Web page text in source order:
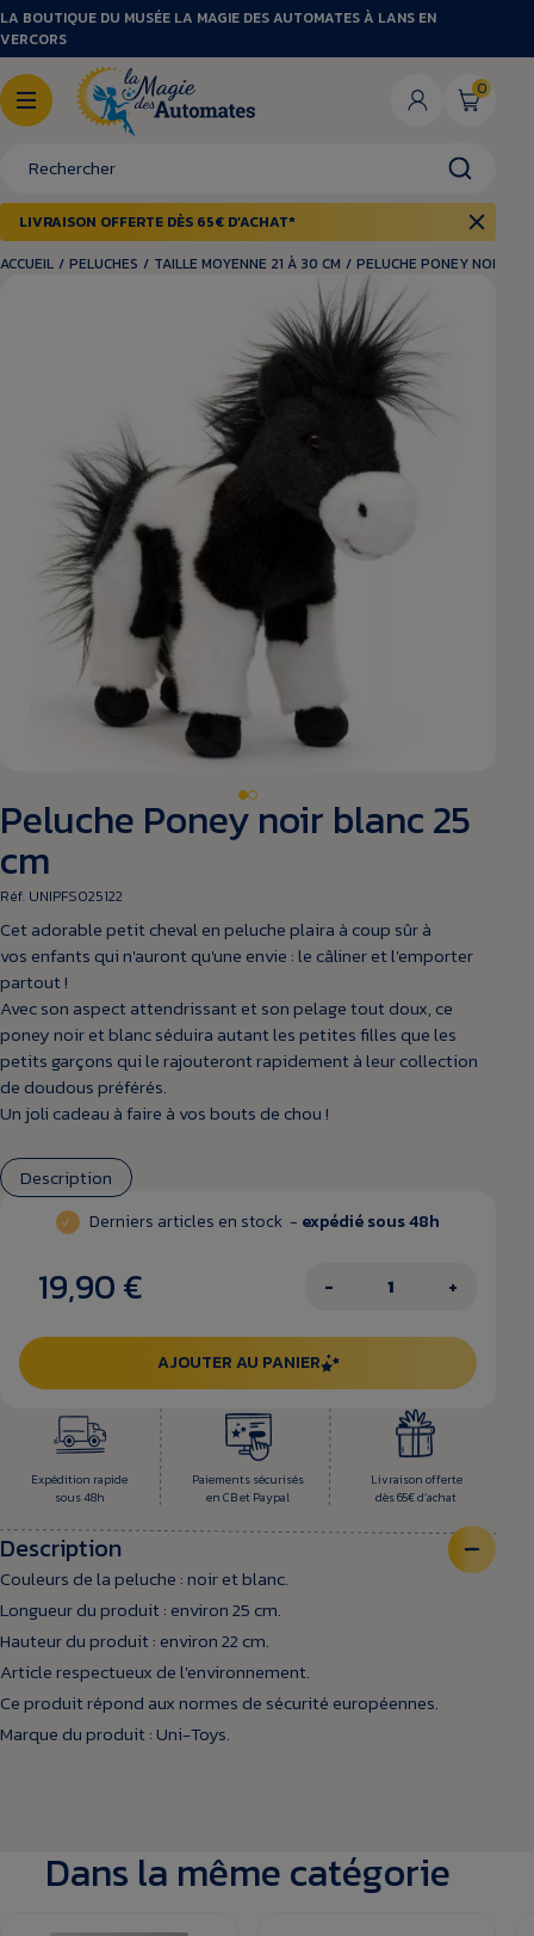
LA BOUTIQUE DU MUSÉE LA MAGIE DES AUTOMATES À LANS EN
VERCORS
0
LIVRAISON OFFERTE DÈS 65€ D’ACHAT*
ACCUEIL / PELUCHES / TAILLE MOYENNE 21 À 30 CM / PELUCHE PONEY NOIR
Peluche Poney noir blanc 25
cm
Réf. UNIPFS025122
Cet adorable petit cheval en peluche plaira à coup sûr à
vos enfants qui n'auront qu'une envie : le câliner et l'emporter
partout !
Avec son aspect attendrissant et son pelage tout doux, ce
poney noir et blanc séduira autant les petites filles que les
petits garçons qui le rajouteront rapidement à leur collection
de doudous préférés.
Un joli cadeau à faire à vos bouts de chou !
Description
Derniers articles en stock - expédié sous 48h
19,90 € − +
AJOUTER AU PANIER
Expédition rapide
sous 48h
Paiements sécurisés
en CB et Paypal
Livraison offerte
dès 65€ d’achat
Description
Couleurs de la peluche : noir et blanc.
Longueur du produit : environ 25 cm.
Hauteur du produit : environ 22 cm.
Article respectueux de l'environnement.
Ce produit répond aux normes de sécurité européennes.
Marque du produit : Uni-Toys.
Dans la même catégorie